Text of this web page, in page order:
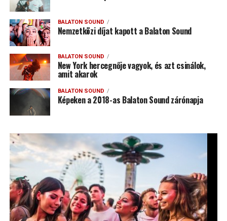
BALATON SOUND
Nemzetközi díjat kapott a Balaton Sound
BALATON SOUND
New York hercegnője vagyok, és azt csinálok,
amit akarok
BALATON SOUND
Képeken a 2018-as Balaton Sound zárónapja